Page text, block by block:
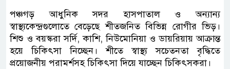
পঞ্চগড় আধুনিক সদর হাসপাতাল ও অন্যান্য
স্বাস্থ্যকেন্দ্রগুলোতে বেড়েছে শীতজনিত বিভিন্ন রোগীর ভিড়।
শিশু ও বয়স্করা সর্দি, কাশি, নিউমোনিয়া ও ডায়রিয়ায় আক্রান্ত
হয়ে চিকিৎসা নিচ্ছেন। শীতে স্বাস্থ্য সচেতনতা বৃদ্ধিতে
প্রয়োজনীয় পরামর্শসহ চিকিৎসা দিয়ে যাচ্ছেন চিকিৎসকরা।